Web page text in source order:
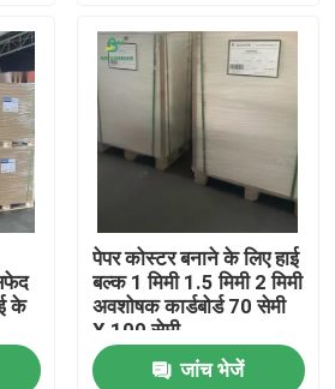
के
पेपर कोस्टर बनाने के लिए हाई
बल्क 1 मिमी 1.5 मिमी 2 मिमी
अवशोषक कार्डबोर्ड 70 सेमी
X 100 सेमी
जांच भेजें